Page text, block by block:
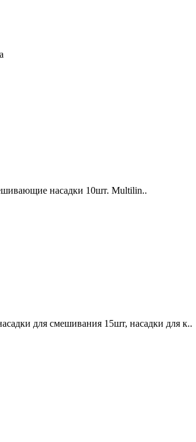
насадки 10шт. Multilin..
для смешивания 15шт, насадки для к..